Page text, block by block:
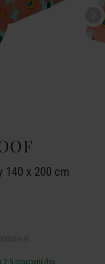
140 x 200 cm
2-5 pracovní dny